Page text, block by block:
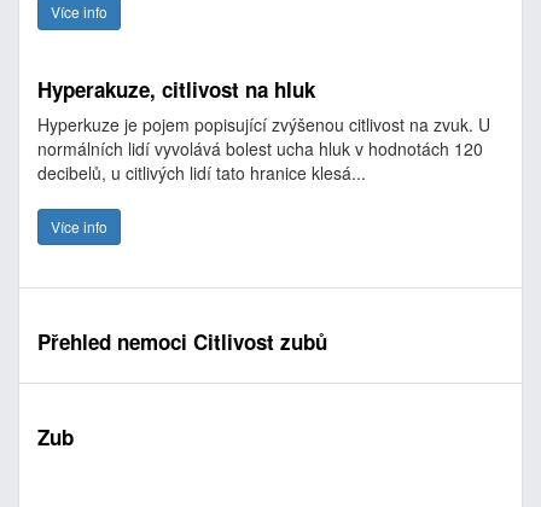
Více info
Hyperakuze, citlivost na hluk
Hyperkuze je pojem popisující zvýšenou citlivost na zvuk. U
normálních lidí vyvolává bolest ucha hluk v hodnotách 120
decibelů, u citlivých lidí tato hranice klesá...
Více info
Přehled nemoci Citlivost zubů
Zub